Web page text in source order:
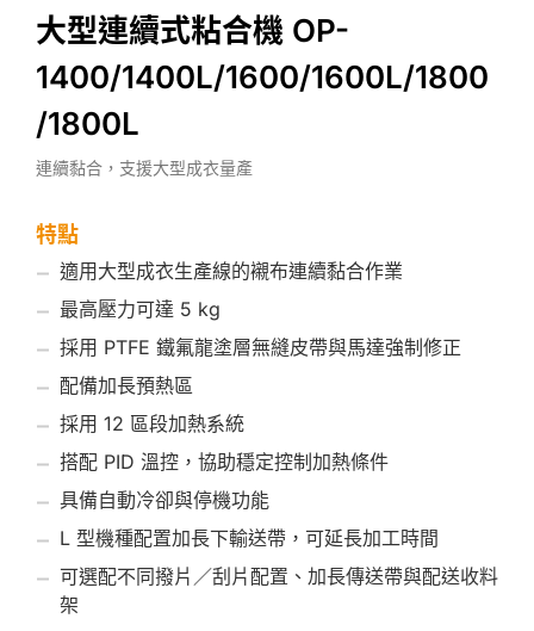
大型連續式粘合機 OP-
1400/1400L/1600/1600L/1800
/1800L
連續黏合，支援大型成衣量產
特點
適用大型成衣生產線的襯布連續黏合作業
最高壓力可達 5 kg
採用 PTFE 鐵氟龍塗層無縫皮帶與馬達強制修正
配備加長預熱區
採用 12 區段加熱系統
搭配 PID 溫控，協助穩定控制加熱條件
具備自動冷卻與停機功能
L 型機種配置加長下輸送帶，可延長加工時間
可選配不同撥片／刮片配置、加長傳送帶與配送收料
架